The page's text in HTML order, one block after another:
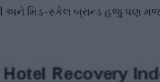
અને મિડ-સ્કેલ બ્રાન્ડ હજુ પણ